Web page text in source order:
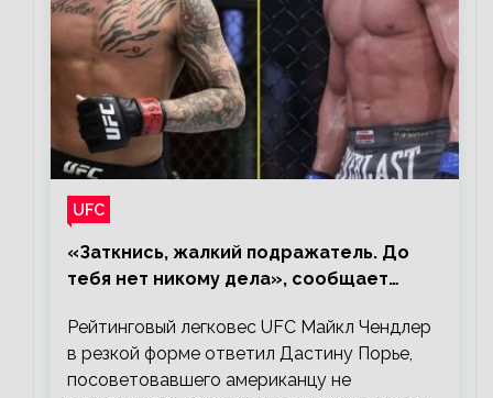
UFC
«Заткнись, жалкий подражатель. До
тебя нет никому дела», сообщает
Рейтинговый легковес UFC Майкл Чендлер
в резкой форме ответил Дастину Порье,
посоветовавшего американцу не